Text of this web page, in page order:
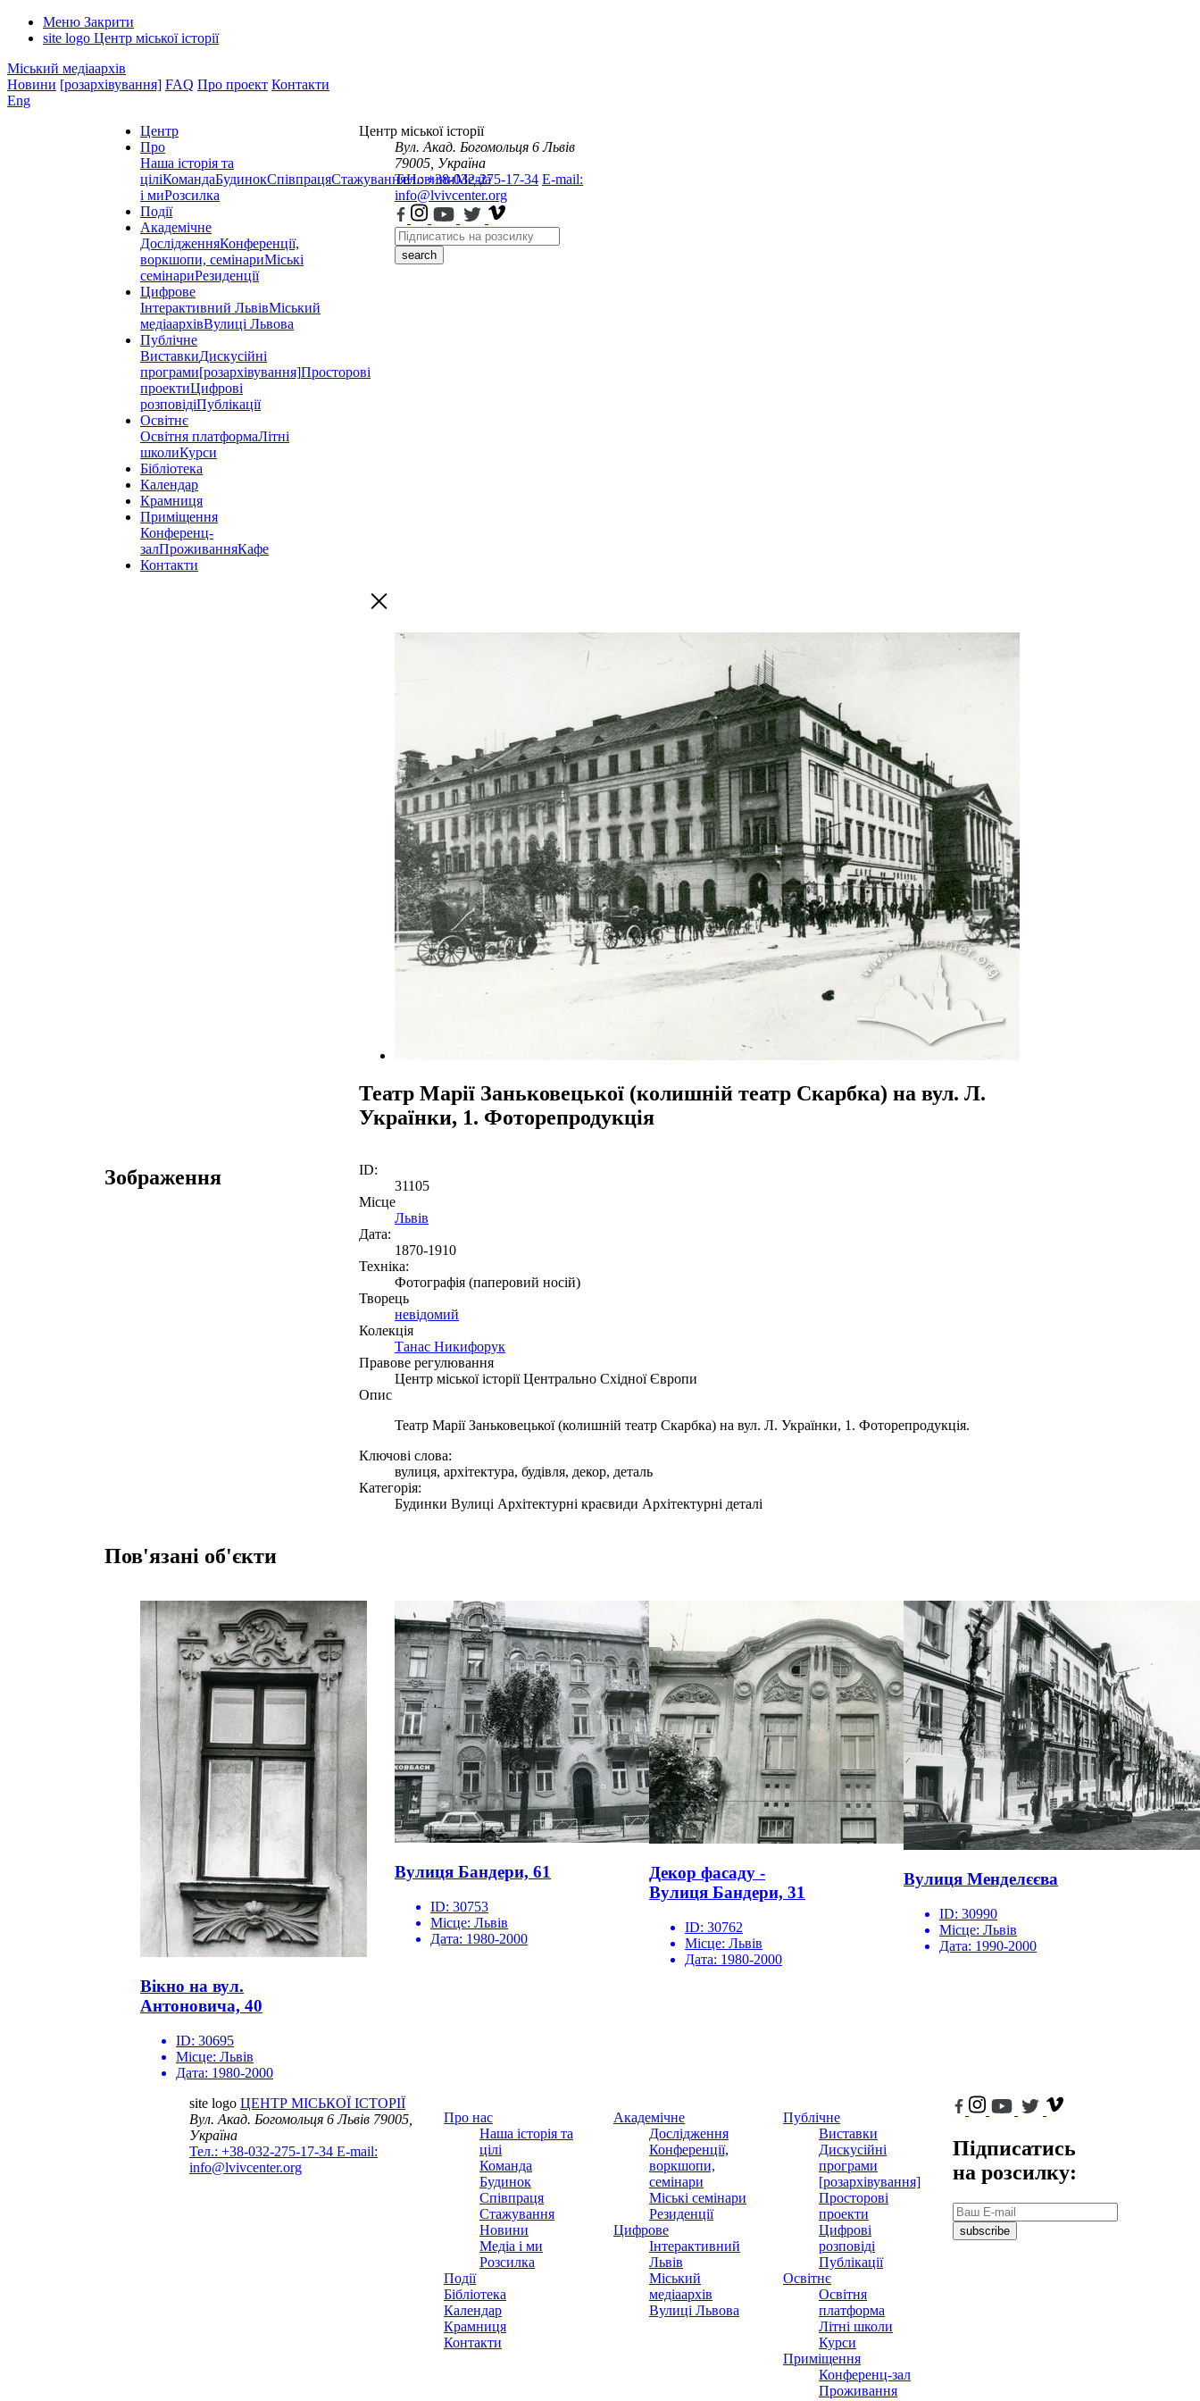
Меню Закрити
site logo Центр міської історії
Міський медіаархів
Новини [розархівування] FAQ Про проект Контакти
Eng
Центр
Про
Наша історія та
ціліКомандаБудинокСпівпрацяСтажуванняНовиниМедіа
і миРозсилка
Події
Академічне
ДослідженняКонференції,
воркшопи, семінариМіські
семінариРезиденції
Цифрове
Інтерактивний ЛьвівМіський
медіаархівВулиці Львова
Публічне
ВиставкиДискусійні
програми[розархівування]Просторові
проектиЦифрові
розповідіПублікації
Освітнє
Освітня платформаЛітні
школиКурси
Бібліотека
Календар
Крамниця
Приміщення
Конференц-
залПроживанняКафе
Контакти
Центр міської історії
Вул. Акад. Богомольця 6 Львів
79005, Україна
Тел.: +38-032-275-17-34 E-mail:
info@lvivcenter.org
search
Театр Марії Заньковецької (колишній театр Скарбка) на вул. Л.
Українки, 1. Фоторепродукція
Зображення
ID:
31105
Місце
Львів
Дата:
1870-1910
Техніка:
Фотографія (паперовий носій)
Творець
невідомий
Колекція
Танас Никифорук
Правове регулювання
Центр міської історії Центрально Східної Європи
Опис
Театр Марії Заньковецької (колишній театр Скарбка) на вул. Л. Українки, 1. Фоторепродукція.
Ключові слова:
вулиця, архітектура, будівля, декор, деталь
Категорія:
Будинки Вулиці Архітектурні краєвиди Архітектурні деталі
Пов'язані об'єкти
Вікно на вул.
Антоновича, 40
ID: 30695
Місце: Львів
Дата: 1980-2000
Вулиця Бандери, 61
ID: 30753
Місце: Львів
Дата: 1980-2000
Декор фасаду -
Вулиця Бандери, 31
ID: 30762
Місце: Львів
Дата: 1980-2000
Вулиця Менделєєва
ID: 30990
Місце: Львів
Дата: 1990-2000
site logo ЦЕНТР МІСЬКОЇ ІСТОРІЇ
Вул. Акад. Богомольця 6Львів 79005,
Україна
Тел.: +38-032-275-17-34 E-mail:
info@lvivcenter.org
Про нас
Наша історія та
цілі
Команда
Будинок
Співпраця
Стажування
Новини
Медіа і ми
Розсилка
Події
Бібліотека
Календар
Крамниця
Контакти
Академічне
Дослідження
Конференції,
воркшопи,
семінари
Міські семінари
Резиденції
Цифрове
Інтерактивний
Львів
Міський
медіаархів
Вулиці Львова
Публічне
Виставки
Дискусійні
програми
[розархівування]
Просторові
проекти
Цифрові
розповіді
Публікації
Освітнє
Освітня
платформа
Літні школи
Курси
Приміщення
Конференц-зал
Проживання
Підписатись
на розсилку:
subscribe